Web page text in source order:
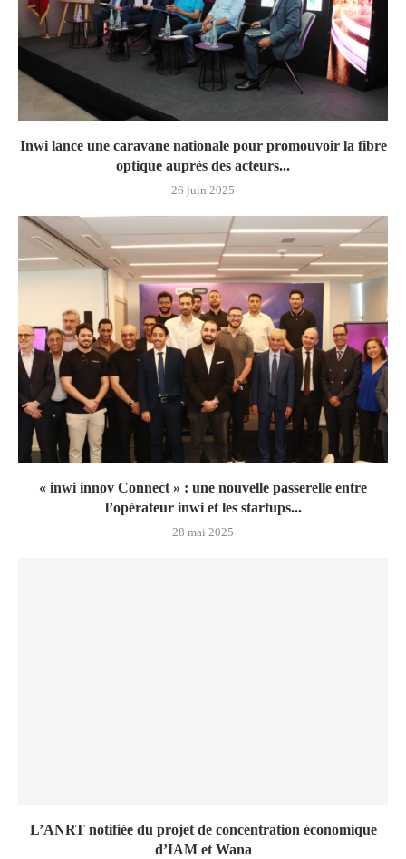
Inwi lance une caravane nationale pour promouvoir la fibre
optique auprès des acteurs...
26 juin 2025
« inwi innov Connect » : une nouvelle passerelle entre
l’opérateur inwi et les startups...
28 mai 2025
L’ANRT notifiée du projet de concentration économique
d’IAM et Wana